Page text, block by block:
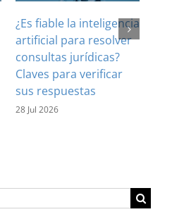
¿Es fiable la inteligencia
artificial para resolver
consultas jurídicas?
Claves para verificar
sus respuestas
28 Jul 2026